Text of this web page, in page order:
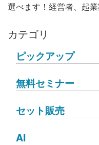
選べます！経営者、起
カテゴリ
ピックアップ
無料セミナー
セット販売
AI